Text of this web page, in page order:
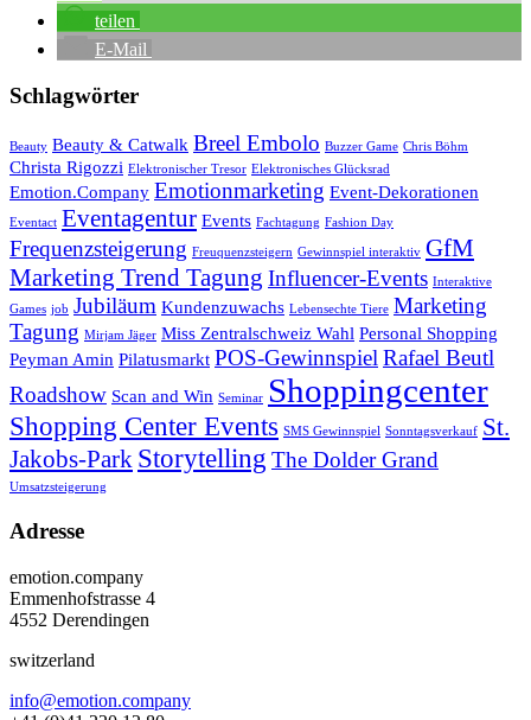
teilen
E-Mail
Schlagwörter
Beauty Beauty & Catwalk Breel Embolo Buzzer Game Chris Böhm
Christa Rigozzi Elektronischer Tresor Elektronisches Glücksrad
Emotion.Company Emotionmarketing Event-Dekorationen
Eventact Eventagentur Events Fachtagung Fashion Day
Frequenzsteigerung Freuquenzsteigern Gewinnspiel interaktiv GfM
Marketing Trend Tagung Influencer-Events Interaktive
Games job Jubiläum Kundenzuwachs Lebensechte Tiere Marketing
Tagung Mirjam Jäger Miss Zentralschweiz Wahl Personal Shopping
Peyman Amin Pilatusmarkt POS-GewinnspielRafael Beutl
Roadshow Scan and Win Seminar Shoppingcenter
Shopping Center Events SMS Gewinnspiel Sonntagsverkauf St.
Jakobs-Park Storytelling The Dolder Grand
Umsatzsteigerung
Adresse
emotion.company
Emmenhofstrasse 4
4552 Derendingen
switzerland
info@emotion.company